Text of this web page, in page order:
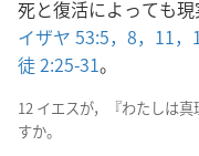
死と復活によっても
イザヤ 53:5， 8， 11，
徒 2:25-31。
12 イエスが，『わたしは
すか。